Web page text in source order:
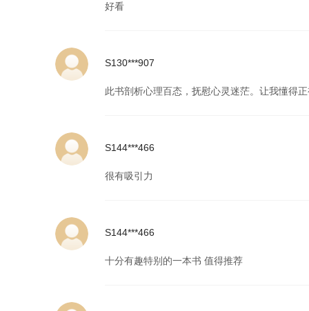
好看
S130***907
此书剖析心理百态，抚慰心灵迷茫。让我懂得
S144***466
很有吸引力
S144***466
十分有趣特别的一本书 值得推荐